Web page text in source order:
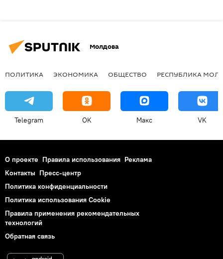
Молдова
ПОЛИТИКА ЭКОНОМИКА ОБЩЕСТВО РЕСПУБЛИКА
Telegram OK Макс VK
О проекте Правила использования Реклама
Контакты Пресс-центр
Политика конфиденциальности
Политика использования Cookie
Правила применения рекомендательных
технологий
Обратная связь